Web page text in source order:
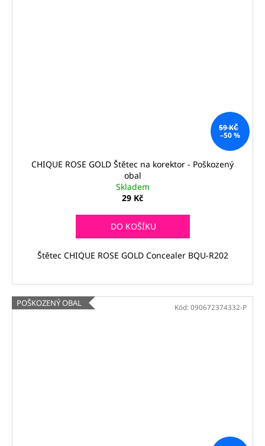
59 KČ
–50 %
CHIQUE ROSE GOLD Štětec na korektor - Poškozený
obal
Skladem
29 Kč
DO KOŠÍKU
Štětec CHIQUE ROSE GOLD Concealer BQU-R202
POŠKOZENÝ OBAL Kód: 090672374332-P